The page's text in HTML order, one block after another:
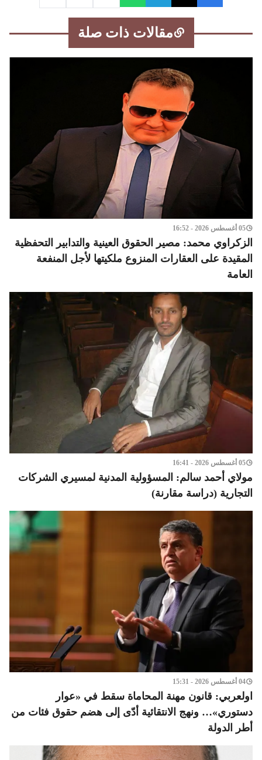
مقالات ذات صلة
05 أغسطس 2026 - 16:52
الزكراوي محمد: مصير الحقوق العينية والتدابير التحفظية
المقيدة على العقارات المنزوع ملكيتها لأجل المنفعة
العامة
05 أغسطس 2026 - 16:41
مولاي أحمد سالم: المسؤولية المدنية لمسيري الشركات
التجارية (دراسة مقارنة)
04 أغسطس 2026 - 15:31
اولعربي: قانون مهنة المحاماة سقط في «عوار
دستوري»… ونهج الانتقائية أدّى إلى هضم حقوق فئات من
أطر الدولة